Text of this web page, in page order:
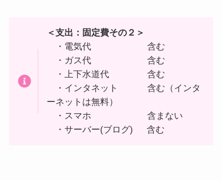
＜支出：固定費その２＞
・電気代 含む
・ガス代 含む
・上下水道代 含む
・インタネット 含む（インタ
ーネットは無料）
・スマホ 含まない
・サーバー(ブログ) 含む